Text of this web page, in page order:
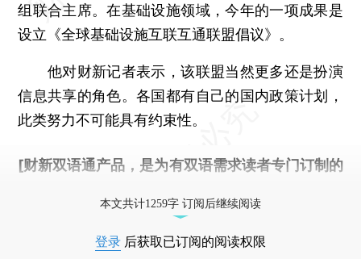
组联合主席。在基础设施领域，今年的一项成果是
设立《全球基础设施互联互通联盟倡议》。
他对财新记者表示，该联盟当然更多还是扮演
信息共享的角色。各国都有自己的国内政策计划，
此类努力不可能具有约束性。
[财新双语通产品，是为有双语需求读者专门订制的
本文共计1259字 订阅后继续阅读
登录 后获取已订阅的阅读权限